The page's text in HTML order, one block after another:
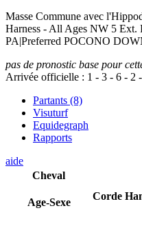
Masse Commune avec
Harness - All Ages NW 5 Ext.
PA|Preferred POCONO
pas de pronostic base pour
Arrivée officielle : 1 - 3 - 6 - 2 -
Partants (8)
Visuturf
Equidegraph
Rapports
aide
Cheval
Age-Sexe
Corde